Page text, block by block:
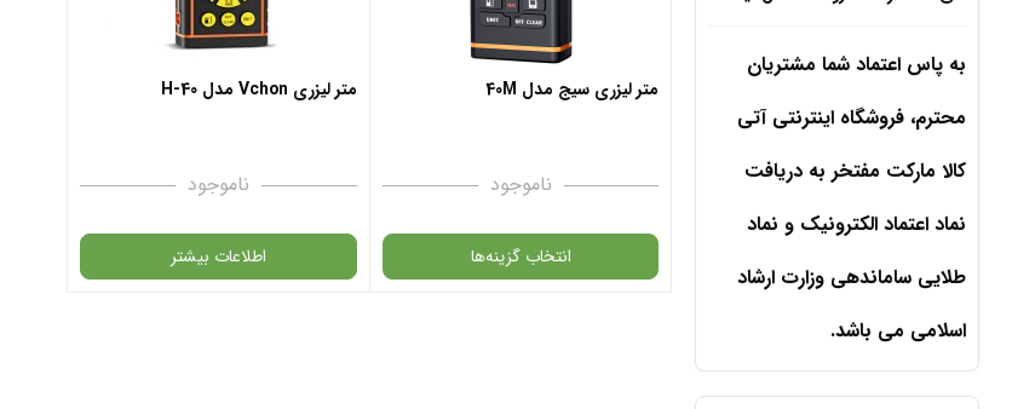
به پاس اعتماد شما مشتریان
محترم، فروشگاه اینترنتی آتی
کالا مارکت مفتخر به دریافت
نماد اعتماد الکترونیک و نماد
طلایی ساماندهی وزارت ارشاد
اسلامی می باشد.
متر لیزری سیج مدل 40M
ناموجود
انتخاب گزینه‌ها
متر لیزری Vchon مدل H-40
ناموجود
اطلاعات بیشتر